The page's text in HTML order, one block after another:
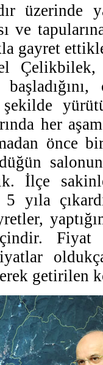
üzerinde
ve
gayret
Çelikbilek,
her
önce
İlçe
5 yıla
getirilen